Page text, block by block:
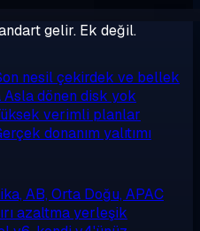
gelir. Ek değil.
nesil çekirdek ve bellek
Asla dönen disk yok
verimli planlar
donanım yalıtımı
AB, Orta Doğu, APAC
azaltma yerleşik